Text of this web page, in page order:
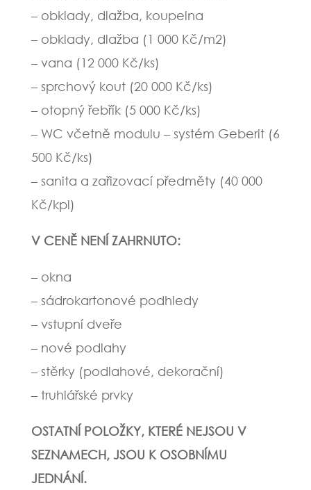
– obklady, dlažba, koupelna
– obklady, dlažba (1 000 Kč/m2)
– vana (12 000 Kč/ks)
– sprchový kout (20 000 Kč/ks)
– otopný řebřík (5 000 Kč/ks)
– WC včetně modulu – systém Geberit (6
500 Kč/ks)
– sanita a zařizovací předměty (40 000
Kč/kpl)
V CENĚ NENÍ ZAHRNUTO:
– okna
– sádrokartonové podhledy
– vstupní dveře
– nové podlahy
– stěrky (podlahové, dekorační)
– truhlářské prvky
OSTATNÍ POLOŽKY, KTERÉ NEJSOU V
SEZNAMECH, JSOU K OSOBNÍMU
JEDNÁNÍ.